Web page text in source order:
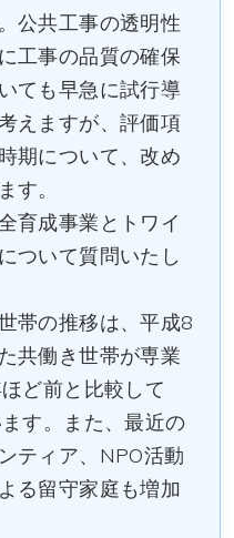
公共工事の透明性
工事の品質の確保
ても早急に試行導
えますが、評価項
期について、改め
す。
育成事業とトワイ
ついて質問いたし
帯の推移は、平成8
共働き世帯が専業
ど前と比較して
す。また、最近の
ティア、NPO活動
る留守家庭も増加